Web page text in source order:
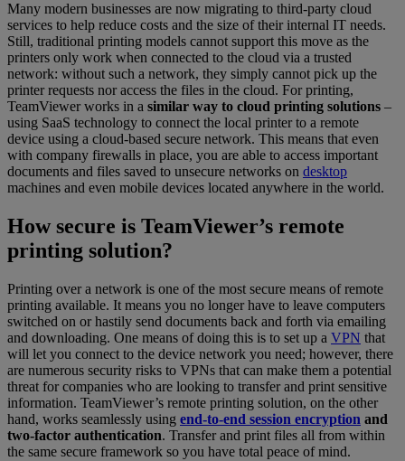
Many modern businesses are now migrating to third-party cloud
services to help reduce costs and the size of their internal IT needs.
Still, traditional printing models cannot support this move as the
printers only work when connected to the cloud via a trusted
network: without such a network, they simply cannot pick up the
printer requests nor access the files in the cloud. For printing,
TeamViewer works in a similar way to cloud printing solutions –
using SaaS technology to connect the local printer to a remote
device using a cloud-based secure network. This means that even
with company firewalls in place, you are able to access important
documents and files saved to unsecure networks on desktop
machines and even mobile devices located anywhere in the world.
How secure is TeamViewer’s remote
printing solution?
Printing over a network is one of the most secure means of remote
printing available. It means you no longer have to leave computers
switched on or hastily send documents back and forth via emailing
and downloading. One means of doing this is to set up a VPN that
will let you connect to the device network you need; however, there
are numerous security risks to VPNs that can make them a potential
threat for companies who are looking to transfer and print sensitive
information. TeamViewer’s remote printing solution, on the other
hand, works seamlessly using end-to-end session encryption and
two-factor authentication. Transfer and print files all from within
the same secure framework so you have total peace of mind.